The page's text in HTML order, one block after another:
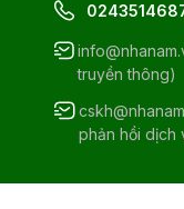
truyền thông)
phản hồi dịch